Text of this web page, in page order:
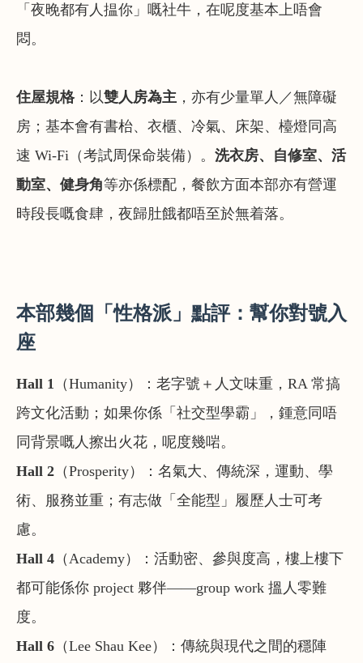
「夜晚都有人揾你」嘅社牛，在呢度基本上唔會
悶。
住屋規格：以雙人房為主 ，亦有少量單人／無障礙
房；基本會有書枱、衣櫃、冷氣、床架、檯燈同高
速 Wi-Fi（考試周保命裝備）。 洗衣房、自修室、活
動室、健身角等亦係標配，餐飲方面本部亦有營運
時段長嘅食肆，夜歸肚餓都唔至於無着落。
本部幾個「性格派」點評：幫你對號入
座
Hall 1 （Humanity）
：老字號＋人文味重，RA 常搞
跨文化活動；如果你係「社交型學霸」，鍾意同唔
同背景嘅人擦出火花，呢度幾啱。
Hall 2 （Prosperity）
：名氣大、傳統深，運動、學
術、服務並重；有志做「全能型」履歷人士可考
慮。
Hall 4 （Academy）
：活動密、參與度高，樓上樓下
都可能係你 project 夥伴——group work 搵人零難
度。
Hall 6 （Lee Shau Kee） ：傳統與現代之間的穩陣